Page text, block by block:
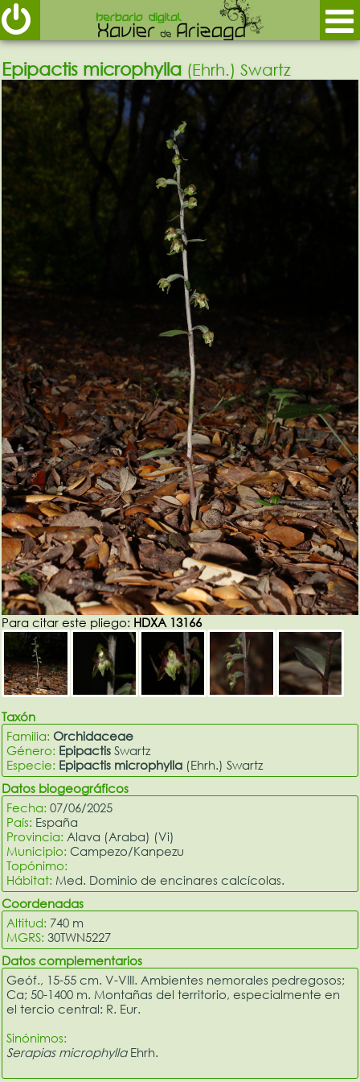
Epipactis microphylla (Ehrh.) Swartz
Para citar este pliego: HDXA 13166
Taxón
Familia: Orchidaceae
Género: Epipactis Swartz
Especie: Epipactis microphylla (Ehrh.) Swartz
Datos biogeográficos
Fecha:07/06/2025
País: España
Provincia: Alava (Araba) (Vi)
Municipio:Campezo/Kanpezu
Topónimo:
Hábitat: Med. Dominio de encinares calcícolas.
Coordenadas
Altitud: 740 m
MGRS:30TWN5227
Datos complementarios
Geóf., 15-55 cm. V-VIII. Ambientes nemorales pedregosos;
Ca; 50-1400 m. Montañas del territorio, especialmente en
el tercio central: R. Eur.
Sinónimos:
Serapias microphylla Ehrh.